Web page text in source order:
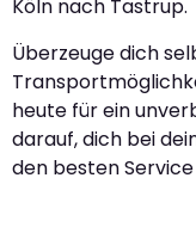
Köln nach Tastrup.
Überzeuge dich
heute für ein
darauf, dich bei
den besten